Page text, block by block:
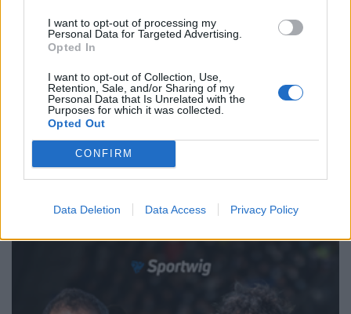
I want to opt-out of processing my
Personal Data for Targeted Advertising.
Opted In
I want to opt-out of Collection, Use,
Retention, Sale, and/or Sharing of my
Personal Data that Is Unrelated with the
Purposes for which it was collected.
Opted Out
CONFIRM
Data Deletion Data Access Privacy Policy
RUGBY WORLD CUP
RWC 2023: slitta la fine del torneo
7 8 9
→
Pagina 12 di 63